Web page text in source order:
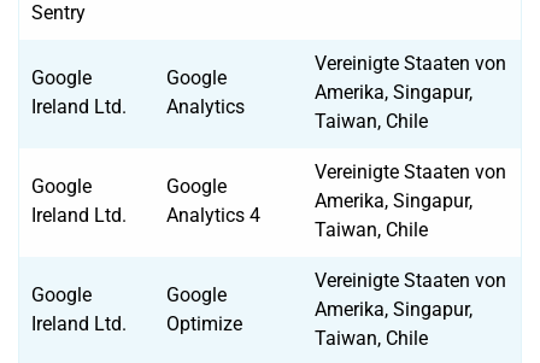
Sentry
Google
Ireland Ltd.
Google
Analytics
Vereinigte Staaten von
Amerika, Singapur,
Taiwan, Chile
Google
Ireland Ltd.
Google
Analytics 4
Vereinigte Staaten von
Amerika, Singapur,
Taiwan, Chile
Google
Ireland Ltd.
Google
Optimize
Vereinigte Staaten von
Amerika, Singapur,
Taiwan, Chile